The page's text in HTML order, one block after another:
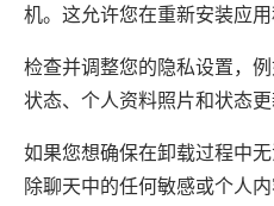
机。这允许您在重新安装应用
检查并调整您的隐私设置，
状态、个人资料照片和状态更
如果您想确保在卸载过程中
除聊天中的任何敏感或个人内